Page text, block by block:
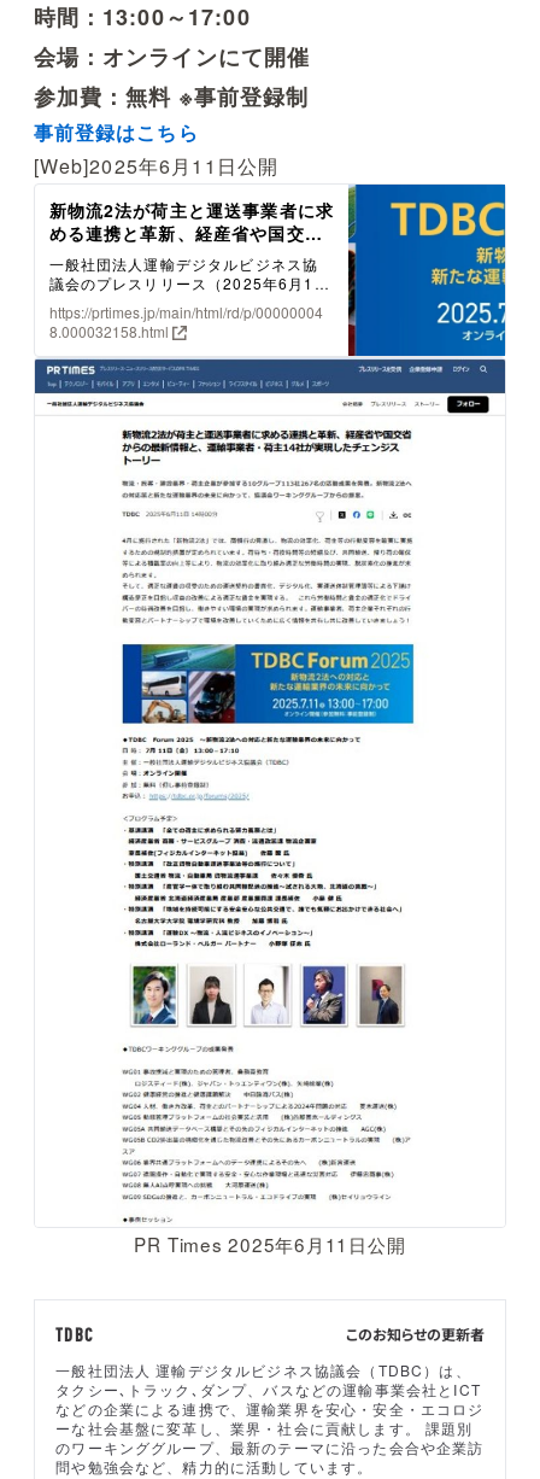
時間：13:00～17:00
会場：オンラインにて開催
参加費：無料 ※事前登録制
事前登録はこちら
[Web]2025年6月11日公開
新物流2法が荷主と運送事業者に求
める連携と革新、経産省や国交省
からの最新情報と、運輸事業者・
荷主14社が実現したチェンジスト
ーリー
一般社団法人運輸デジタルビジネス協
議会のプレスリリース（2025年6月11
事業者に求める連携と革新、経産省や
国交省からの最新情報と、運輸事業
者・荷主14社が実現したチェンジスト
ーリー
https://prtimes.jp/main/html/rd/p/00000004
8.000032158.html
PR Times 2025年6月11日公開
このお知らせの更新者
TDBC
一般社団法人 運輸デジタルビジネス協議会（TDBC）は、
タクシー､トラック､ダンプ、バスなどの運輸事業会社とICT
などの企業による連携で、運輸業界を安心・安全・エコロジ
ーな社会基盤に変革し、業界・社会に貢献します。 課題別
のワーキンググループ、最新のテーマに沿った会合や企業訪
問や勉強会など、精力的に活動しています。